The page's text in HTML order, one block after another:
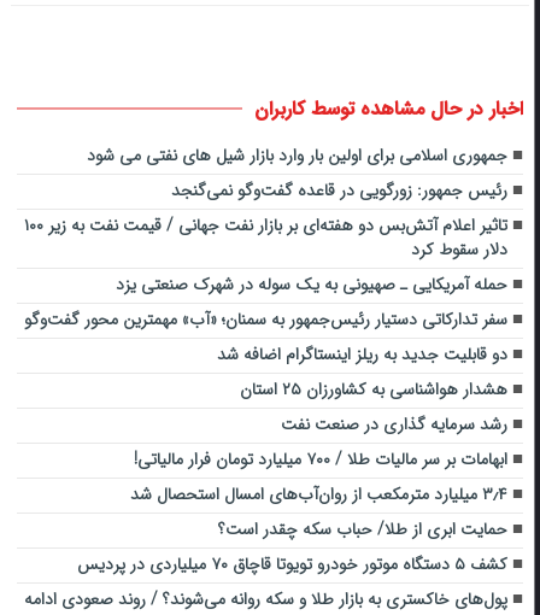
اخبار در حال مشاهده توسط کاربران
جمهوری اسلامی برای اولین بار وارد بازار شیل های نفتی می شود
رئیس جمهور: زورگویی در قاعده گفت‌وگو نمی‌گنجد
تاثیر اعلام آتش‌بس دو هفته‌ای بر بازار نفت جهانی / قیمت نفت به زیر ۱۰۰
دلار سقوط کرد
حمله آمریکایی ـ صهیونی به یک سوله در شهرک صنعتی یزد
سفر تدارکاتی دستیار رئیس‌جمهور به سمنان؛ «آب» مهمترین محور گفت‌وگو
دو قابلیت جدید به ریلز اینستاگرام اضافه شد
هشدار هواشناسی به کشاورزان ۲۵ استان
رشد سرمایه گذاری در صنعت نفت
ابهامات بر سر مالیات طلا / ۷۰۰ میلیارد تومان فرار مالیاتی!
۳٫۴ میلیارد مترمکعب از روان‌آب‌های امسال استحصال شد
حمایت ابری از طلا/ حباب سکه چقدر است؟
کشف ۵ دستگاه موتور خودرو تویوتا قاچاق ۷۰ میلیاردی در پردیس
پول‌های خاکستری به بازار طلا و سکه روانه می‌شوند؟ / روند صعودی ادامه